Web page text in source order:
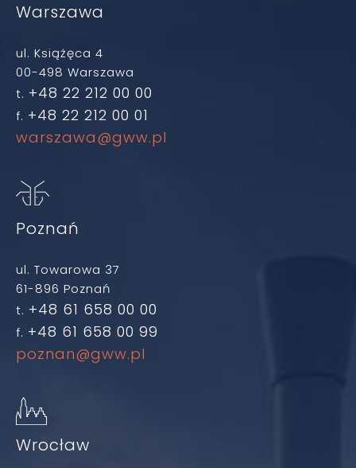
Warszawa
ul. Książęca 4
00-498 Warszawa
t. +48 22 212 00 00
f. +48 22 212 00 01
warszawa@gww.pl
Poznań
ul. Towarowa 37
61-896 Poznań
t. +48 61 658 00 00
f. +48 61 658 00 99
poznan@gww.pl
Wrocław